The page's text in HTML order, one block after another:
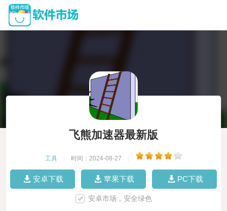
飞熊加速器最新版
工具 时间：2024-08-27
安卓下载 苹果下载 PC下载
安卓市场，安全绿色